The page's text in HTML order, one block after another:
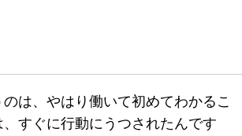
は、やはり働いて初めてわかるこ
すぐに行動にうつされたんです